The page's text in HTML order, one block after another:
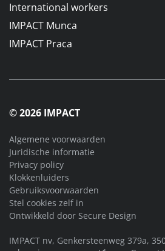
International workers
IMPACT Munca
IMPACT Praca
© 2026 IMPACT
Algemene voorwaarden
Juridische informatie
Privacy policy
Klokkenluiders
Gebruiksvoorwaarden
Stel cookies zelf in
Ontwikkeld door Secure Design
IMPACT nv, Genkersteenweg 379a,